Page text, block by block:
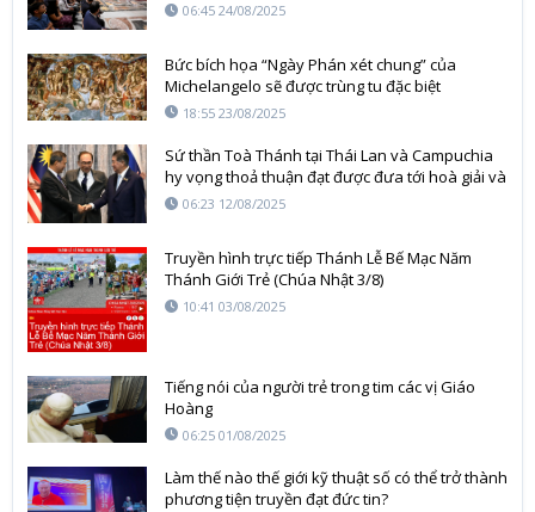
06:45 24/08/2025
Bức bích họa “Ngày Phán xét chung” của
Michelangelo sẽ được trùng tu đặc biệt
18:55 23/08/2025
Sứ thần Toà Thánh tại Thái Lan và Campuchia
hy vọng thoả thuận đạt được đưa tới hoà giải và
hoà bình ổn định
06:23 12/08/2025
Truyền hình trực tiếp Thánh Lễ Bế Mạc Năm
Thánh Giới Trẻ (Chúa Nhật 3/8)
10:41 03/08/2025
Tiếng nói của người trẻ trong tim các vị Giáo
Hoàng
06:25 01/08/2025
Làm thế nào thế giới kỹ thuật số có thể trở thành
phương tiện truyền đạt đức tin?